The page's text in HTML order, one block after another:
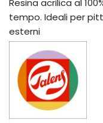
Resina acrilica al
tempo. Ideali per
esterni